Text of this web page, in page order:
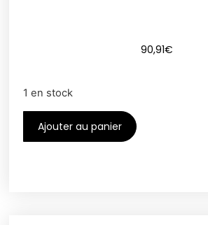
90,91€
1 en stock
Ajouter au panier